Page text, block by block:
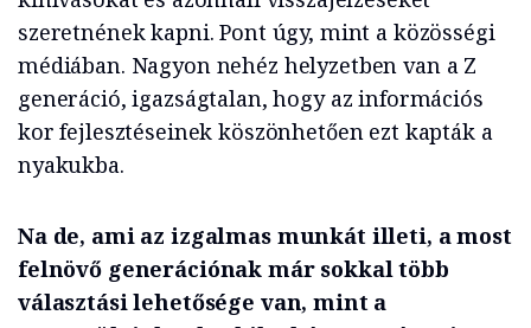
szeretnének kapni. Pont úgy, mint a közösségi
médiában. Nagyon nehéz helyzetben van a Z
generáció, igazságtalan, hogy az információs
kor fejlesztéseinek köszönhetően ezt kapták a
nyakukba.
Na de, ami az izgalmas munkát illeti, a most
felnövő generációnak már sokkal több
választási lehetősége van, mint a